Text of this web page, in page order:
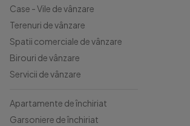
Case - Vile de vânzare
Terenuri de vânzare
Spatii comerciale de vânzare
Birouri de vânzare
Servicii de vânzare
Apartamente de închiriat
Garsoniere de închiriat